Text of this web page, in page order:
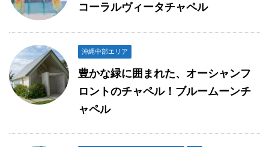
コーラルヴィータチャペル
沖縄中部エリア
豊かな緑に囲まれた、オーシャンフ
ロントのチャペル！ブルームーンチ
ャペル